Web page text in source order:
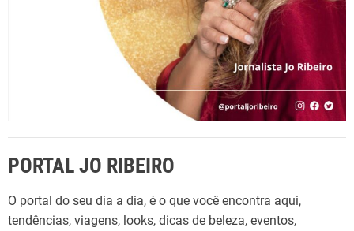
PORTAL JO RIBEIRO
O portal do seu dia a dia, é o que você encontra aqui,
tendências, viagens, looks, dicas de beleza, eventos,